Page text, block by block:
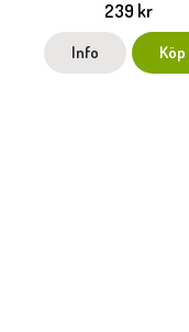
anonymous
239 kr
Info Köp